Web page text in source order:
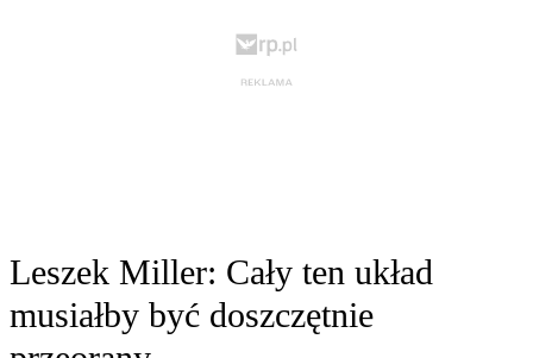
Leszek Miller: Cały ten układ
musiałby być doszczętnie